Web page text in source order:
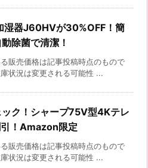
湿器J60HVが30%OFF！簡
除菌で清潔！
販売価格は記事投稿時点のもので
状況は変更される可能性 ...
ク！シャープ75V型4Kテレ
引！Amazon限定
販売価格は記事投稿時点のもので
状況は変更される可能性 ...